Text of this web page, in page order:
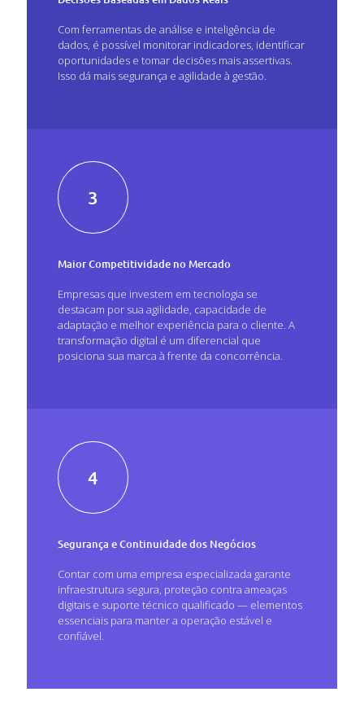
Com ferramentas de análise e inteligência de
dados, é possível monitorar indicadores, identificar
oportunidades e tomar decisões mais assertivas.
Isso dá mais segurança e agilidade à gestão.
3
Maior Competitividade no Mercado
Empresas que investem em tecnologia se
destacam por sua agilidade, capacidade de
adaptação e melhor experiência para o cliente. A
transformação digital é um diferencial que
posiciona sua marca à frente da concorrência.
4
Segurança e Continuidade dos Negócios
Contar com uma empresa especializada garante
infraestrutura segura, proteção contra ameaças
digitais e suporte técnico qualificado — elementos
essenciais para manter a operação estável e
confiável.